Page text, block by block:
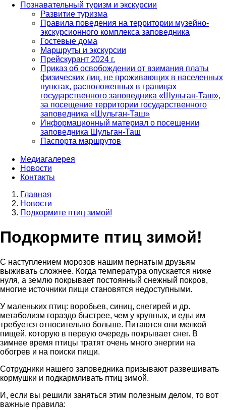
Познавательный туризм и экскурсии
Развитие туризма
Правила поведения на территории музейно-
экскурсионного комплекса заповедника
Гостевые дома
Маршруты и экскурсии
Прейскурант 2024 г.
Приказ об освобождении от взимания платы
физических лиц, не проживающих в населенных
пунктах, расположенных в границах
государственного заповедника «Шульган-Таш»,
за посещение территории государственного
заповедника «Шульган-Таш»
Информационный материал о посещении
заповедника Шульган-Таш
Паспорта маршрутов
Медиагалерея
Новости
Контакты
Строка
навигации
Главная
Новости
Подкормите птиц зимой!
Подкормите птиц зимой!
С наступлением морозов нашим пернатым друзьям
выживать сложнее. Когда температура опускается ниже
нуля, а землю покрывает постоянный снежный покров,
многие источники пищи становятся недоступными.
У маленьких птиц: воробьев, синиц, снегирей и др.
метаболизм гораздо быстрее, чем у крупных, и еды им
требуется относительно больше. Питаются они мелкой
пищей, которую в первую очередь покрывает снег. В
зимнее время птицы тратят очень много энергии на
обогрев и на поиски пищи.
Сотрудники нашего заповедника призывают развешивать
кормушки и подкармливать птиц зимой.
И, если вы решили заняться этим полезным делом, то вот
важные правила: